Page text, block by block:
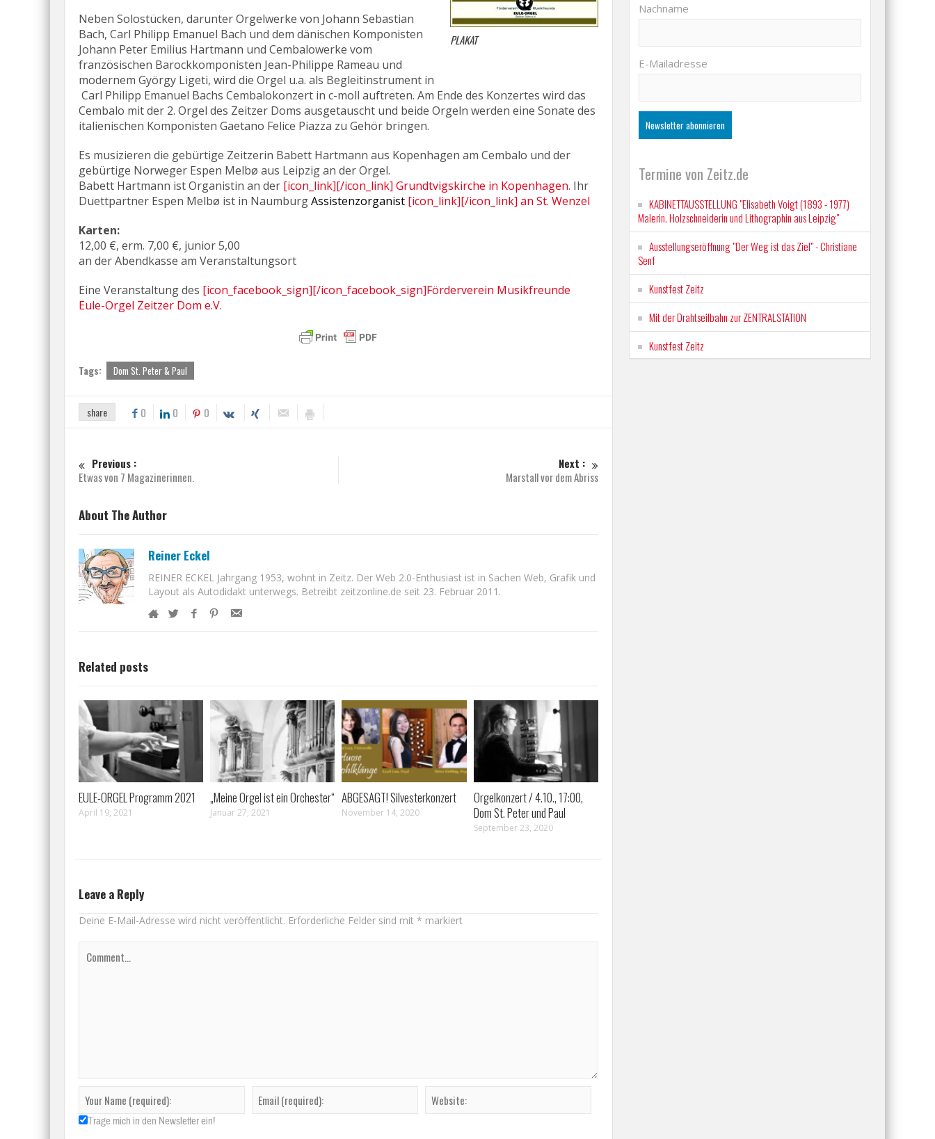
PLAKAT
Neben Solostücken, darunter Orgelwerke von Johann Sebastian
Bach, Carl Philipp Emanuel Bach und dem dänischen Komponisten
Johann Peter Emilius Hartmann und Cembalowerke vom
französischen Barockkomponisten Jean-Philippe Rameau und
modernem György Ligeti, wird die Orgel u.a. als Begleitinstrument in
Carl Philipp Emanuel Bachs Cembalokonzert in c-moll auftreten. Am Ende des Konzertes wird das
Cembalo mit der 2. Orgel des Zeitzer Doms ausgetauscht und beide Orgeln werden eine Sonate des
italienischen Komponisten Gaetano Felice Piazza zu Gehör bringen.
Es musizieren die gebürtige Zeitzerin Babett Hartmann aus Kopenhagen am Cembalo und der
gebürtige Norweger Espen Melbø aus Leipzig an der Orgel.
Babett Hartmann ist Organistin an der [icon_link][/icon_link] Grundtvigskirche in Kopenhagen. Ihr
Duettpartner Espen Melbø ist in NaumburgAssistenzorganist [icon_link][/icon_link] an St. Wenzel
Karten:
12,00 €, erm. 7,00 €, junior 5,00
an der Abendkasse am Veranstaltungsort
Eine Veranstaltung des [icon_facebook_sign][/icon_facebook_sign]Förderverein Musikfreunde
Eule-Orgel Zeitzer Dom e.V.
Tags: Dom St. Peter & Paul
share 0 0 0
Previous :
Etwas von 7 Magazinerinnen.
Next :
Marstall vor dem Abriss
About The Author
Reiner Eckel
REINER ECKEL Jahrgang 1953, wohnt in Zeitz. Der Web 2.0-Enthusiast ist in Sachen Web, Grafik und
Layout als Autodidakt unterwegs. Betreibt zeitzonline.de seit 23. Februar 2011.
Related posts
EULE-ORGEL Programm 2021
April 19, 2021
„Meine Orgel ist ein Orchester“
Januar 27, 2021
ABGESAGT! Silvesterkonzert
November 14, 2020
Orgelkonzert / 4.10., 17:00,
Dom St. Peter und Paul
September 23, 2020
Leave a Reply
Deine E-Mail-Adresse wird nicht veröffentlicht. Erforderliche Felder sind mit * markiert
Trage mich in den Newsletter ein!
Nachname
E-Mailadresse
Termine von Zeitz.de
KABINETTAUSSTELLUNG "Elisabeth Voigt (1893 - 1977)
Malerin. Holzschneiderin und Lithographin aus Leipzig"
Ausstellungseröffnung "Der Weg ist das Ziel" - Christiane
Senf
Kunstfest Zeitz
Mit der Drahtseilbahn zur ZENTRALSTATION
Kunstfest Zeitz